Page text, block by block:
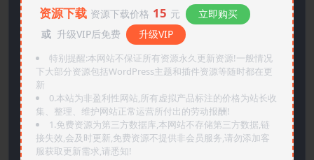
资源下载 资源下载价格 15 元
立即购买
或 升级VIP后免费 升级VIP
特别提醒:本网站不保证所有资源永久更新资源!一般情况
下大部分资源包括WordPress主题和插件资源等随时都在更
新
0.本站为非盈利性网站,所有虚拟产品标注的价格为站长收
集、整理、维护网站正常运营所付出的劳动报酬!
1.免费资源为第三方数据库,本网站不存储第三方数据,链
接失效,会及时更新,免费资源不提供非会员服务,请勿添加客
服获取更新需求,请悉知!